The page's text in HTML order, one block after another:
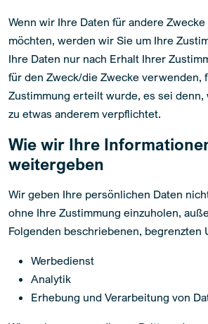
Wenn wir Ihre Daten für andere
möchten, werden wir Sie um Ihre
Ihre Daten nur nach Erhalt Ihrer
für den Zweck/die Zwecke verwenden,
Zustimmung erteilt wurde, es sei denn,
zu etwas anderem verpflichtet.
Wie wir Ihre
weitergeben
Wir geben Ihre persönlichen Daten
ohne Ihre Zustimmung einzuholen,
Folgenden beschriebenen, begrenzten
Werbedienst
Analytik
Erhebung und Verarbeitung von